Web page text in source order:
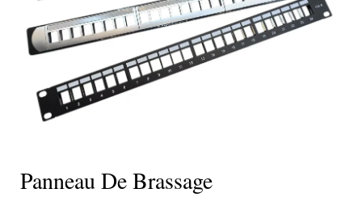
Panneau De Brassage